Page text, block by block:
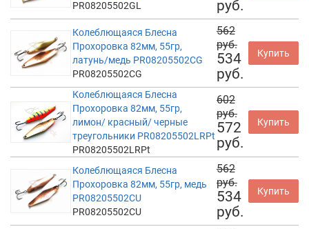
PR08205502GL
руб.
Колеблющаяся Блесна
Прохоровка 82мм, 55гр,
латунь/медь PR08205502CG
PR08205502CG
562
руб.
534
руб.
Купить
Колеблющаяся Блесна
Прохоровка 82мм, 55гр,
лимон/ красный/ черные
треугольники PR08205502LRPt
PR08205502LRPt
602
руб.
572
руб.
Купить
Колеблющаяся Блесна
Прохоровка 82мм, 55гр, медь
PR08205502CU
PR08205502CU
562
руб.
534
руб.
Купить